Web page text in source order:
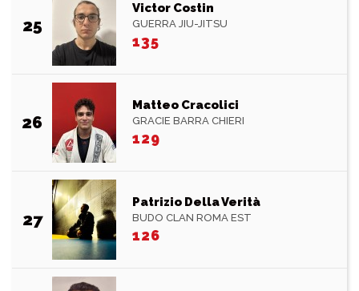
25
Victor Costin
GUERRA JIU-JITSU
135
26
Matteo Cracolici
GRACIE BARRA CHIERI
129
27
Patrizio Della Verità
BUDO CLAN ROMA EST
126